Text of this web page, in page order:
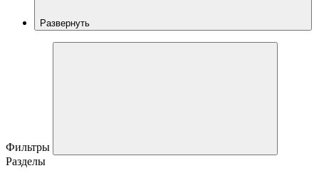
Развернуть
Фильтры
Разделы